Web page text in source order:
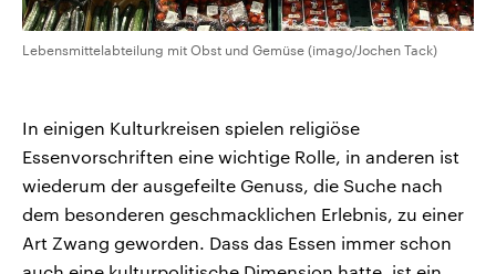
Lebensmittelabteilung mit Obst und Gemüse (imago/Jochen Tack)
In einigen Kulturkreisen spielen religiöse
Essenvorschriften eine wichtige Rolle, in anderen ist
wiederum der ausgefeilte Genuss, die Suche nach
dem besonderen geschmacklichen Erlebnis, zu einer
Art Zwang geworden. Dass das Essen immer schon